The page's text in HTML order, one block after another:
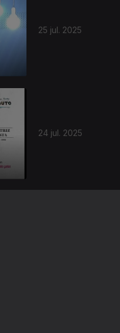
25 jul. 2025
24 jul. 2025